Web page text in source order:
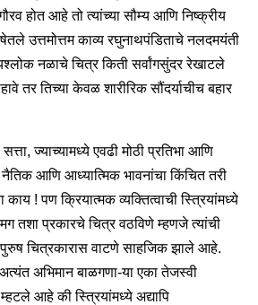
होत आहे तो त्यांच्या सौम्य आणि निष्क्रीय
उत्तमोत्तम काव्य रघुनाथपंडिताचे नलदमयंती
नळाचे चित्र किती सर्वांगसुंदर रेखाटले
तर तिच्या केवळ शारीरिक सौंदर्याचीच बहार
सत्ता, ज्याच्यामध्ये एवढी मोठी प्रतिभा आणि
नैतिक आणि आध्यात्मिक भावनांचा किंचित तरी
! पण क्रियात्मक व्यक्तित्वाची स्त्रियांमध्ये
तशा प्रकारचे चित्र वठविणे म्हणजे त्यांची
चित्रकारास वाटणे साहजिक झाले आहे.
अभिमान बाळगणा-या एका तेजस्वी
आहे की स्त्रियांमध्ये अद्यापि